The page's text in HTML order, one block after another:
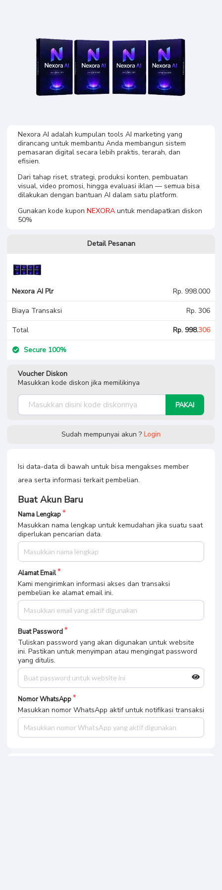
Nexora AI adalah kumpulan tools AI marketing yang
dirancang untuk membantu Anda membangun sistem
pemasaran digital secara lebih praktis, terarah, dan
efisien.
Dari tahap riset, strategi, produksi konten, pembuatan
visual, video promosi, hingga evaluasi iklan — semua bisa
dilakukan dengan bantuan AI dalam satu platform.
Gunakan kode kupon NEXORA untuk mendapatkan diskon
50%
Detail Pesanan
Nexora AI Plr Rp. 998.000
Biaya Transaksi Rp. 306
Total Rp. 998.306
Secure 100%
Voucher Diskon
Masukkan kode diskon jika memilikinya
PAKAI
Sudah mempunyai akun ? Login
Isi data-data di bawah untuk bisa mengakses member
area serta informasi terkait pembelian.
Buat Akun Baru
Nama Lengkap
Masukkan nama lengkap untuk kemudahan jika suatu saat
diperlukan pencarian data.
Alamat Email
Kami mengirimkan informasi akses dan transaksi
pembelian ke alamat email ini.
Buat Password
Tuliskan password yang akan digunakan untuk website
ini. Pastikan untuk menyimpan atau mengingat password
yang ditulis.
Nomor WhatsApp
Masukkan nomor WhatsApp aktif untuk notifikasi transaksi